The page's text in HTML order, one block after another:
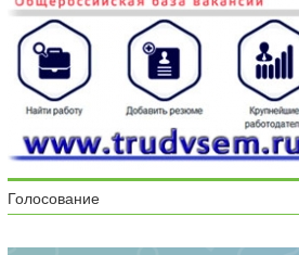
Голосование